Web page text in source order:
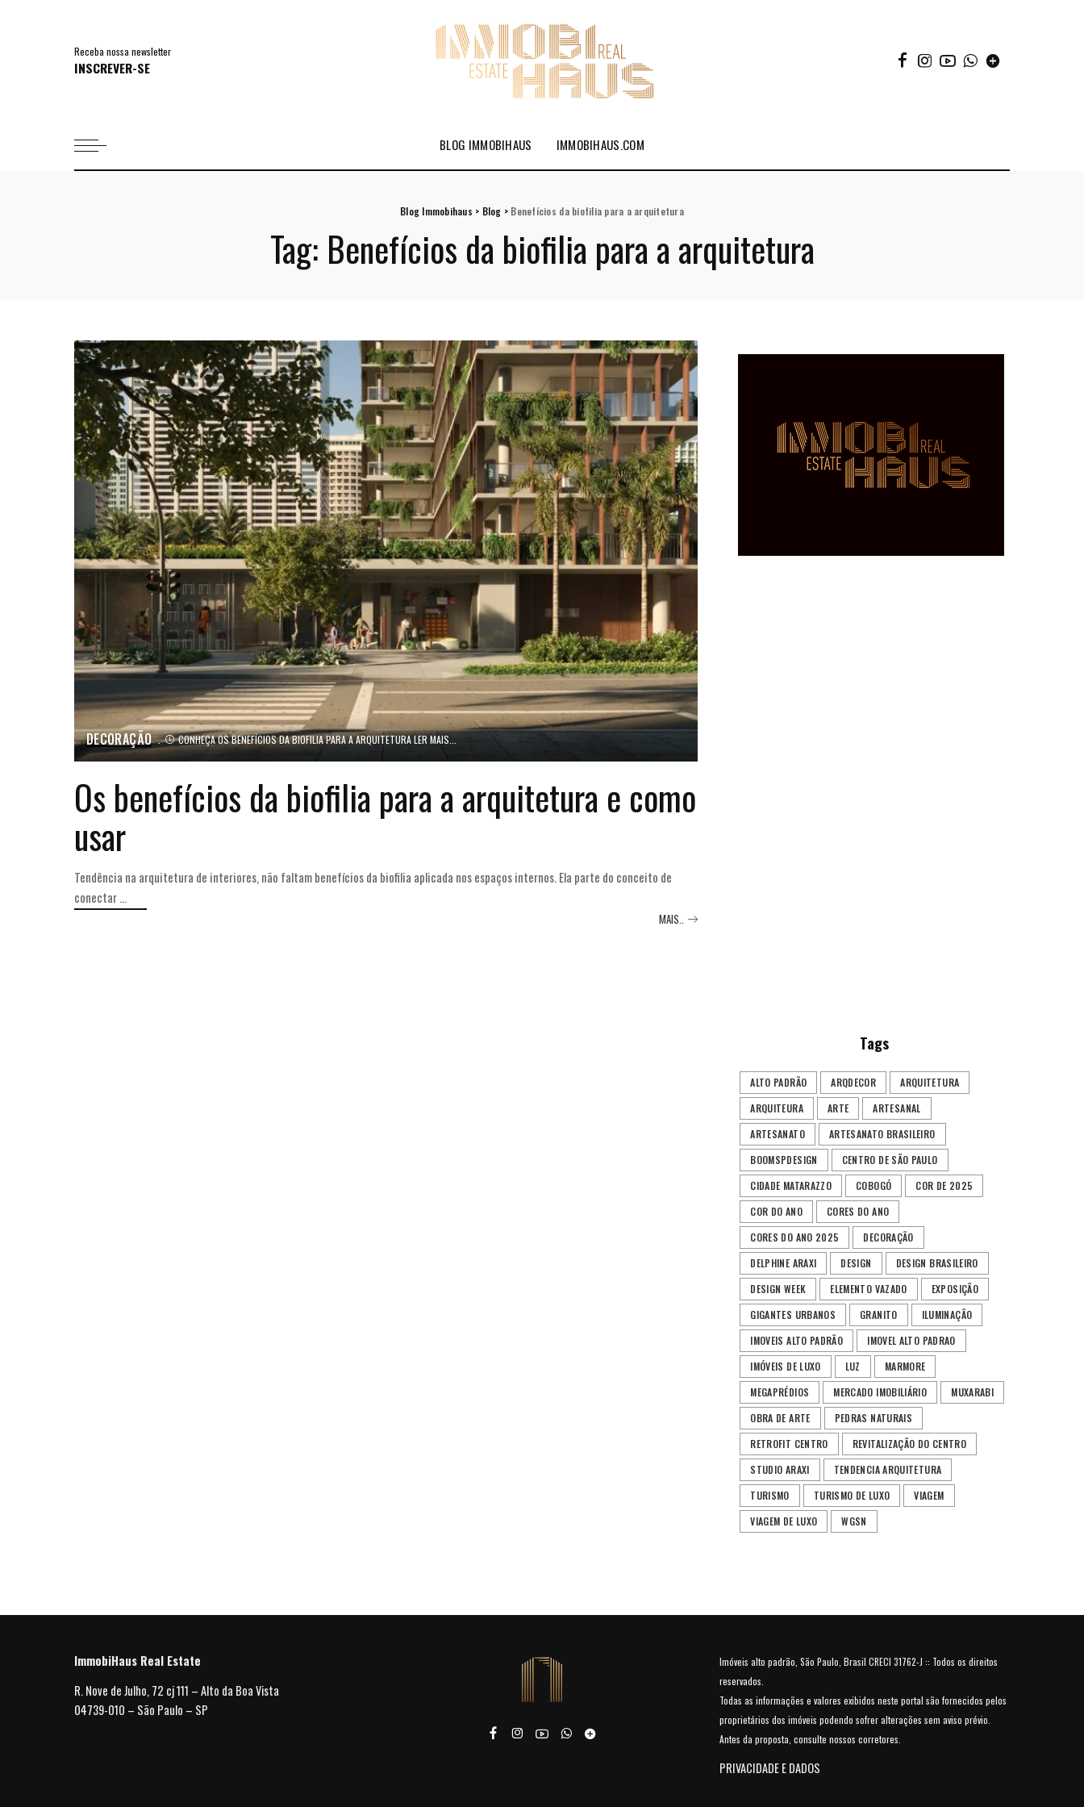
Receba nossa newsletter
INSCREVER-SE
BLOG IMMOBIHAUS IMMOBIHAUS.COM
Blog Immobihaus > Blog > Benefícios da biofilia para a arquitetura
Tag: Benefícios da biofilia para a arquitetura
DECORAÇÃO CONHEÇA OS BENEFÍCIOS DA BIOFILIA PARA A ARQUITETURA LER MAIS...
Os benefícios da biofilia para a arquitetura e como
usar
Tendência na arquitetura de interiores, não faltam benefícios da biofilia aplicada nos espaços internos. Ela parte do conceito de
conectar...
MAIS..
Tags
ALTO PADRÃO ARQDECOR
ARQUITETURA
ARQUITEURA
ARTE
ARTESANAL
ARTESANATO
ARTESANATO BRASILEIRO
BOOMSPDESIGN
CENTRO DE SÃO PAULO
CIDADE MATARAZZO
COBOGÓ
COR DE 2025
COR DO ANO
CORES DO ANO
CORES DO ANO 2025
DECORAÇÃO
DELPHINE ARAXI
DESIGN
DESIGN BRASILEIRO
DESIGN WEEK
ELEMENTO VAZADO
EXPOSIÇÃO
GIGANTES URBANOS
GRANITO
ILUMINAÇÃO
IMOVEIS ALTO PADRÃO
IMOVEL ALTO PADRAO
IMÓVEIS DE LUXO
LUZ
MARMORE
MEGAPRÉDIOS
MERCADO IMOBILIÁRIO
MUXARABI
OBRA DE ARTE
PEDRAS NATURAIS
RETROFIT CENTRO
REVITALIZAÇÃO DO CENTRO
STUDIO ARAXI
TENDENCIA ARQUITETURA
TURISMO
TURISMO DE LUXO
VIAGEM
VIAGEM DE LUXO
WGSN
ImmobiHaus Real Estate
R. Nove de Julho, 72 cj 111 – Alto da Boa Vista
04739-010 – São Paulo – SP
Imóveis alto padrão, São Paulo, Brasil CRECI 31762-J :: Todos os direitos
reservados.
Todas as informações e valores exibidos neste portal são fornecidos pelos
proprietários dos imóveis podendo sofrer alterações sem aviso prévio.
Antes da proposta, consulte nossos corretores.
PRIVACIDADE E DADOS